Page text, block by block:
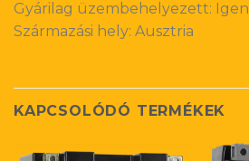
Gyárilag üzembehelyezett: Igen
Származási hely: Ausztria
KAPCSOLÓDÓ TERMÉKEK